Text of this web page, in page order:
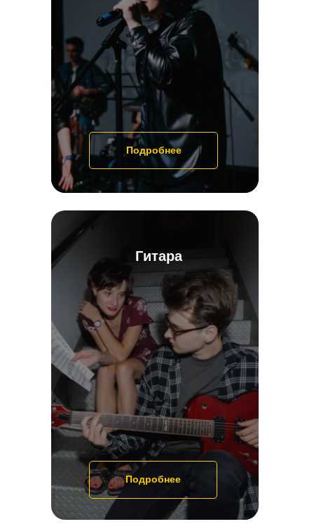
Подробнее
Гитара
Подробнее